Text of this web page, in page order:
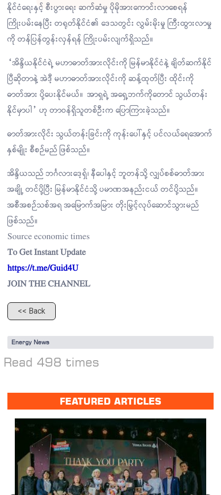
နိုင်ငံရေးနှင့် စီးပွားရေး ဆက်ဆံမှု ပိုမိုအားကောင်းလာစေရန်
ကြိုးပမ်းနေပြီး တရုတ်နိုင်ငံ၏ ဒေသတွင်း လွှမ်းမိုးမှု ကြီးထွားလာမှု
ကို တန်ပြန်တွန်းလှန်ရန် ကြိုးပမ်းလျက်ရှိသည်။
“အိန္ဒိယနိုင်ငံရဲ့ မဟာဓာတ်အားလိုင်းကို မြန်မာနိုင်ငံနဲ့ ချိတ်ဆက်နိုင်
ပြီဆိုတာနဲ့ အဲဒီ့ မဟာဓာတ်အားလိုင်းကို ဆန့်ထုတ်ပြီး ထိုင်းကို
ဓာတ်အား ပို့ပေးနိုင်မယ်။ အာရှရဲ့ အရှေ့ဘက်ကိုတောင် သွယ်တန်း
နိုင်မှာပါ” ဟု တာဝန်ရှိသူတစ်ဦးက ပြောကြားခဲ့သည်။
ဓာတ်အားလိုင်း သွယ်တန်းခြင်းကို ကုန်းပေါ်နှင့် ပင်လယ်ရေအောက်
နှစ်မျိုး စီစဉ်မည် ဖြစ်သည်။
အိန္ဒိယသည် ဘင်္ဂလားဒေ့ရှ်၊ နီပေါနှင့် ဘူတန်သို့ လျှပ်စစ်ဓာတ်အား
အချို့ တင်ပို့ပြီး မြန်မာနိုင်ငံသို့ ပမာဏအနည်းငယ် တင်ပို့သည်။
အစီအစဉ်သစ်အရ အမြောက်အမြား တိုးမြှင့်လုပ်ဆောင်သွားမည်
ဖြစ်သည်။
Source economic times
To Get Instant Update
https://t.me/Guid4U
JOIN THE CHANNEL
<< Back
Energy News
Read 498 times
FEATURED ARTICLES